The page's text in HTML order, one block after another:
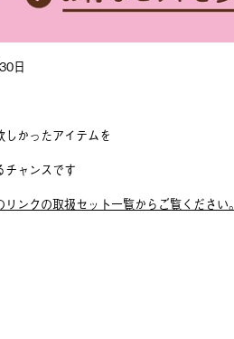
日
かったアイテムを
チャンスです
ンクの取扱セット一覧からご覧ください。